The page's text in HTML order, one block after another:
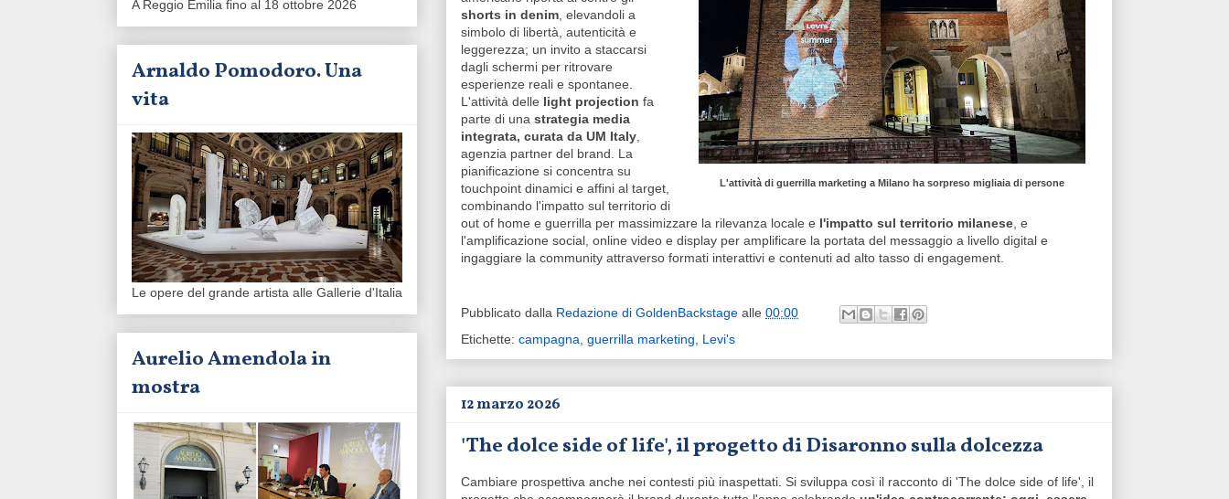
L'attività di guerrilla marketing a Milano ha sorpreso migliaia di persone
shorts in denim, elevandoli a
simbolo di libertà, autenticità e
leggerezza; un invito a staccarsi
dagli schermi per ritrovare
esperienze reali e spontanee.
L'attività delle light projection fa
parte di una strategia media
integrata, curata da UM Italy,
agenzia partner del brand. La
pianificazione si concentra su
touchpoint dinamici e affini al target,
combinando l'impatto sul territorio di
out of home e guerrilla per massimizzare la rilevanza locale e l'impatto sul territorio milanese, e
l'amplificazione social, online video e display per amplificare la portata del messaggio a livello digital e
ingaggiare la community attraverso formati interattivi e contenuti ad alto tasso di engagement.
Pubblicato dalla Redazione di GoldenBackstage alle 00:00
Etichette: campagna, guerrilla marketing, Levi's
12 marzo 2026
'The dolce side of life', il progetto di Disaronno sulla dolcezza
Cambiare prospettiva anche nei contesti più inaspettati. Si sviluppa così il racconto di 'The dolce side of life', il
A Reggio Emilia fino al 18 ottobre 2026
Arnaldo Pomodoro. Una
vita
Le opere del grande artista alle Gallerie d'Italia
Aurelio Amendola in
mostra